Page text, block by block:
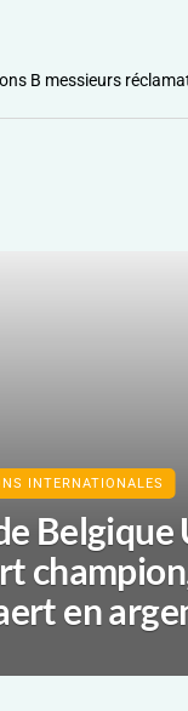
B messieurs
INTERNATIONALES
Belgique
en